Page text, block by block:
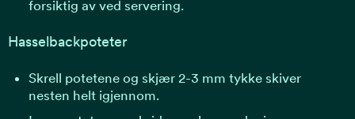
forsiktig av ved servering.
Hasselbackpoteter
Skrell potetene og skjær 2-3 mm tykke skiver
nesten helt igjennom.